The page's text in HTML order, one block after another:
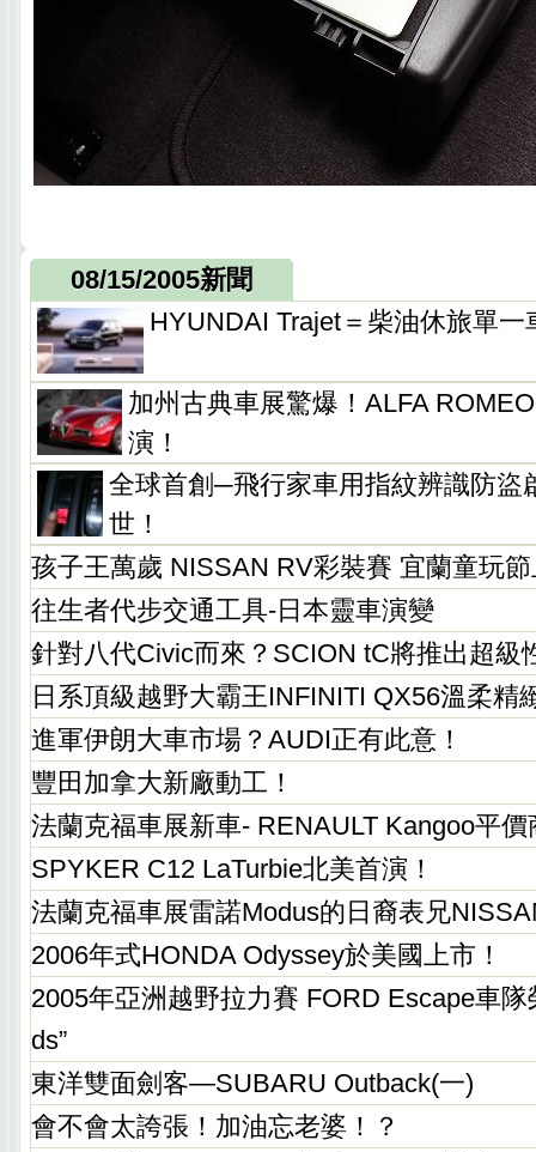
08/15/2005新聞
HYUNDAI Trajet＝柴油休旅單
加州古典車展驚爆！ALFA
演！
全球首創─飛行家車用指紋辨識防盜
世！
孩子王萬歲 NISSAN RV彩裝賽 宜蘭童玩
往生者代步交通工具-日本靈車演變
針對八代Civic而來？SCION tC將推出超級
日系頂級越野大霸王INFINITI QX56溫柔精
進軍伊朗大車市場？AUDI正有此意！
豐田加拿大新廠動工！
法蘭克福車展新車- RENAULT Kangoo平
SPYKER C12 LaTurbie北美首演！
法蘭克福車展雷諾Modus的日裔表兄
2006年式HONDA Odyssey於美國上市！
2005年亞洲越野拉力賽 FORD Escape車隊
ds”
東洋雙面劍客—SUBARU Outback(一)
會不會太誇張！加油忘老婆！？